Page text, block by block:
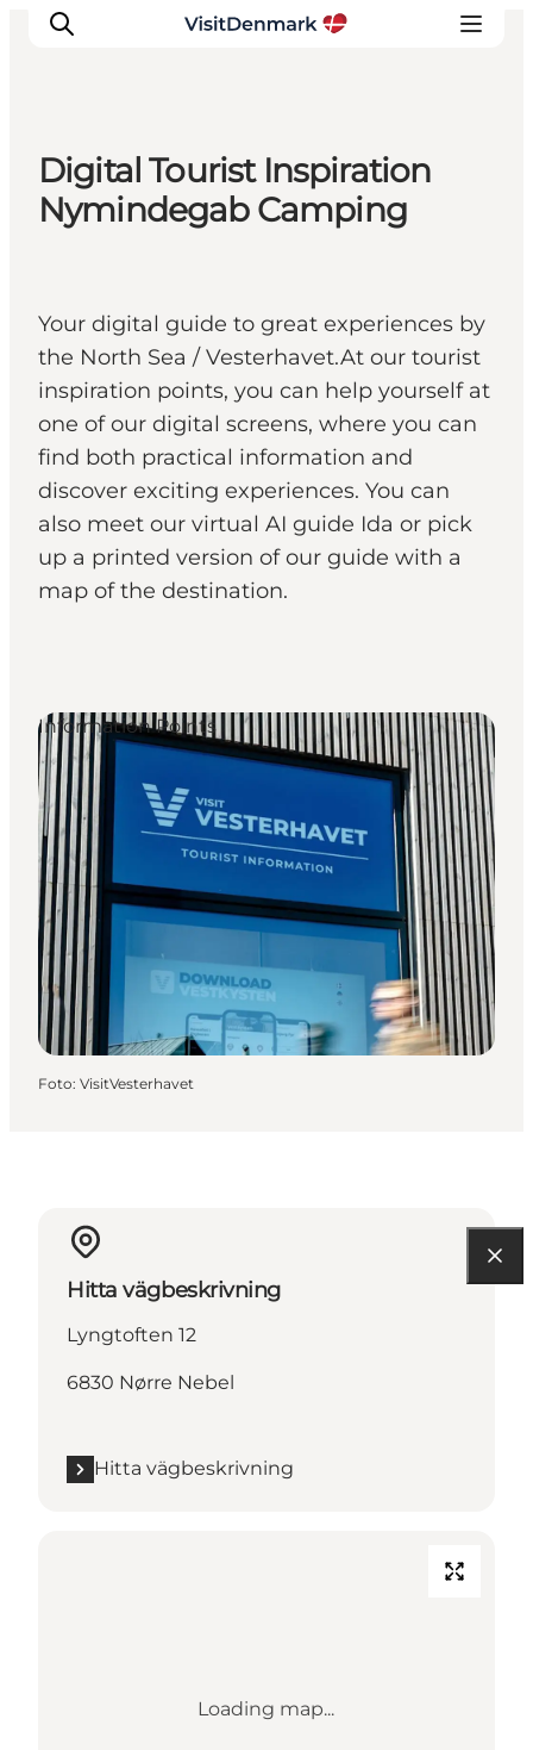
Inspiration
Resmål
Planera resan
Digital Tourist Inspiration
Nymindegab Camping
Your digital guide to great experiences by
the North Sea / Vesterhavet.At our tourist
inspiration points, you can help yourself at
one of our digital screens, where you can
find both practical information and
discover exciting experiences. You can
also meet our virtual AI guide Ida or pick
up a printed version of our guide with a
map of the destination.
Information Points
Foto: VisitVesterhavet
Hitta vägbeskrivning
Lyngtoften 12
6830 Nørre Nebel
Hitta vägbeskrivning
Loading map...